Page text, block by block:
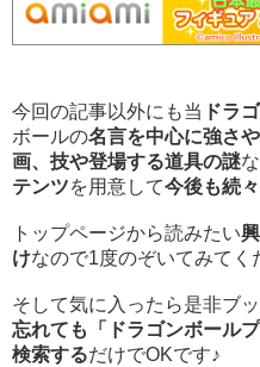
今回の記事以外にも当 ドラ
ボールの名言を中心に強さ
画、技や登場する道具の謎
テンツを用意して今後も続
トップページから読みたい
けなので1度のぞいてみてく
そして気に入ったら是非ブ
忘れても「ドラゴンボール
検索するだけでOKです♪